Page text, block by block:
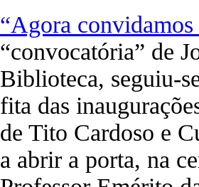
“Agora convidamos
“convocatória” de
Biblioteca, seguiu-
fita das
de Tito Cardoso e
a abrir a porta, na